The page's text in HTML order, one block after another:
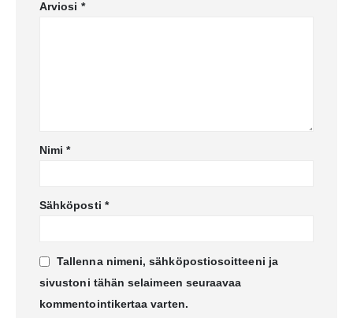
Arviosi *
Nimi*
Sähköposti *
Tallenna nimeni, sähköpostiosoitteeni ja
sivustoni tähän selaimeen seuraavaa
kommentointikertaa varten.